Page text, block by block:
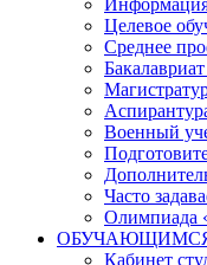
Целевое
Среднее
Военный
Часто
Олимпиада
Кабинет